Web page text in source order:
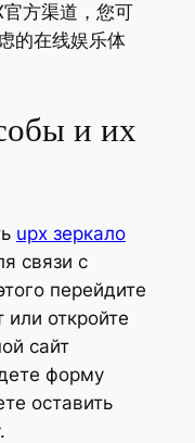
方渠道，您可
的在线娱乐体
и их
upx зеркало
связи с
перейдите
откройте
сайт
форму
оставить